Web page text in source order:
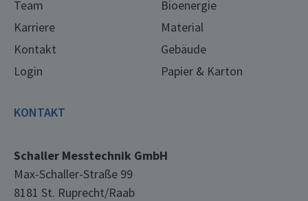
Team
Karriere
Kontakt
Login
Bioenergie
Material
Gebäude
Papier & Karton
KONTAKT
Schaller Messtechnik GmbH
Max-Schaller-Straße 99
8181 St. Ruprecht/Raab